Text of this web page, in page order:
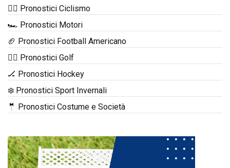
🚴‍♂️ Pronostici Ciclismo
🏎️ Pronostici Motori
🏈 Pronostici Football Americano
🏌️‍♂️ Pronostici Golf
🏒 Pronostici Hockey
❄️ Pronostici Sport Invernali
🤵 Pronostici Costume e Società